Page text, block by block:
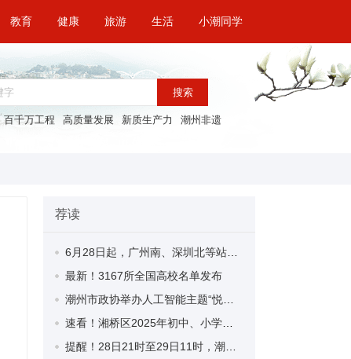
教育 健康 旅游 生活 小潮同学
搜索
百千万工程 高质量发展 新质生产力 潮州非遗
荐读
最新！3167所全国高校名单发布